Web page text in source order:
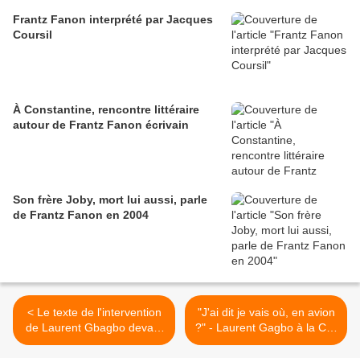
Frantz Fanon interprété par Jacques
Coursil
À Constantine, rencontre littéraire
autour de Frantz Fanon écrivain
Son frère Joby, mort lui aussi, parle
de Frantz Fanon en 2004
< Le texte de l'intervention
de Laurent Gbagbo devant
la CPI
"J'ai dit je vais où, en avion
?" - Laurent Gagbo à la CPI
(5/12/2011) >